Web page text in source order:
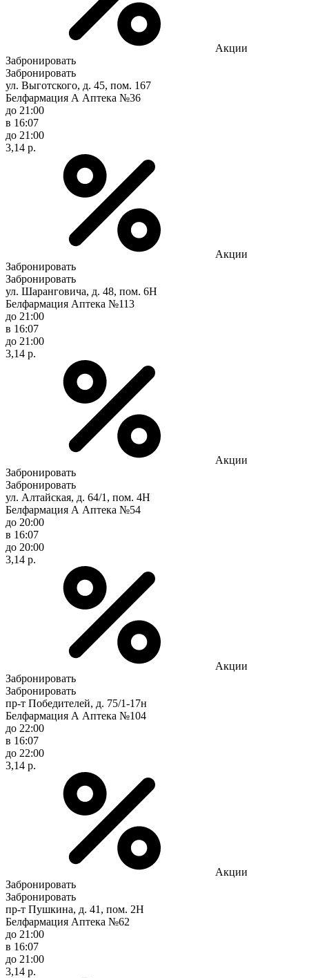
Акции
Забронировать
Забронировать
ул. Выготского, д. 45, пом. 167
Белфармация А Аптека №36
до 21:00
в 16:07
до 21:00
3,14 р.
Акции
Забронировать
Забронировать
ул. Шаранговича, д. 48, пом. 6Н
Белфармация Аптека №113
до 21:00
в 16:07
до 21:00
3,14 р.
Акции
Забронировать
Забронировать
ул. Алтайская, д. 64/1, пом. 4Н
Белфармация А Аптека №54
до 20:00
в 16:07
до 20:00
3,14 р.
Акции
Забронировать
Забронировать
пр-т Победителей, д. 75/1-17н
Белфармация А Аптека №104
до 22:00
в 16:07
до 22:00
3,14 р.
Акции
Забронировать
Забронировать
пр-т Пушкина, д. 41, пом. 2Н
Белфармация Аптека №62
до 21:00
в 16:07
до 21:00
3,14 р.